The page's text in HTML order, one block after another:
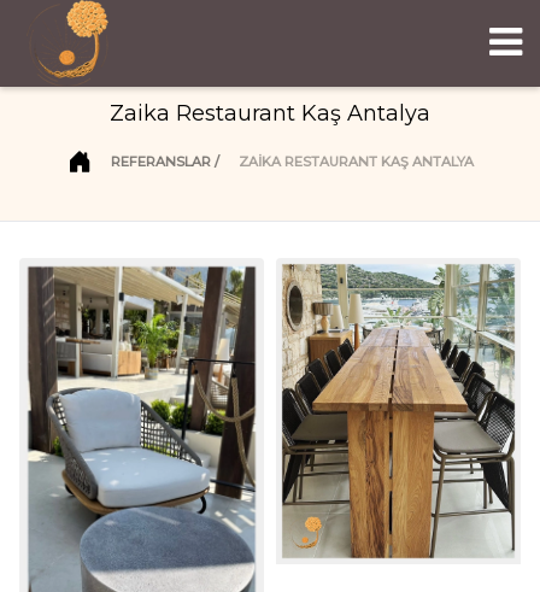
Zaika Restaurant Kaş Antalya
REFERANSLAR ZAIKA RESTAURANT KAŞ ANTALYA